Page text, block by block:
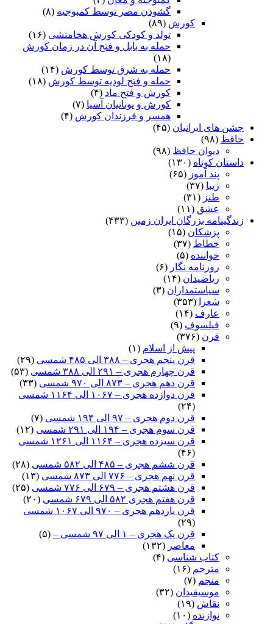
گشودن مصر توسط کمبوجیه (۸)
کورش (۸۹)
تولد و کودکی کورش هخامنشی (۱۶)
حمله به بابل و فتح آن در زمان کورش
(۱۸)
حمله به شرق توسط کورش (۱۴)
حمله و فتح لودیه توسط کورش (۱۸)
کورش و فتح ماد (۴)
کورش و یونانیان آسیا (۷)
همسر و فرزندان کورش (۴)
جشن های ایرانیان (۴۵)
حافظ (۹۸)
دیوان حافظ (۹۸)
داستان کوتاه (۱۳۰)
پند آموز (۶۵)
زیبا (۳۷)
طنز (۳۱)
عشق (۱۱)
زندگینامه بزرگان ایران زمین (۴۳۳)
پزشکان (۱۵)
خطاط (۳۷)
خواننده (۵)
روزنامه نگار (۶)
ریاضیدان (۱۴)
سیاستمداران (۳)
شعرا
(۳۵۳)
عارف (۱۴)
فیلسوف (۹)
قرن (۳۷۶)
پیش از اسلام (۱)
قرن پنجم هجری – ۳۸۸ الی ۴۸۵ شمسی
(۲۹)
قرن چهارم هجری – ۲۹۱ الی ۳۸۸ شمسی
(۵۳)
قرن دهم هجری – ۸۷۳ الی ۹۷۰ شمسی
(۳۳)
قرن دوازده هجری – ۱۰۶۷ الی ۱۱۶۴ شمسی
(۲۴)
قرن دوم هجری – ۹۷ الی ۱۹۴ شمسی
(۷)
قرن سوم هجری – ۱۹۴ الی ۲۹۱ شمسی
(۱۲)
قرن سیزده هجری – ۱۱۶۴ الی ۱۲۶۱ شمسی
(۴۶)
قرن ششم هجری – ۴۸۵ الی ۵۸۲ شمسی
(۲۸)
قرن نهم هجری – ۷۷۶ الی ۸۷۳ شمسی
(۱۳)
قرن هشتم هجری – ۶۷۹ الی ۷۷۶ شمسی
(۲۵)
قرن هفتم هجری ۵۸۲ الی ۶۷۹ شمسی
(۲۰)
قرن یازدهم هجری – ۹۷۰ الی ۱۰۶۷ شمسی
(۲۹)
قرن یک هجری – ۱ الی ۹۷ شمسی –
(۵)
معاصر (۱۳۲)
کتاب شناسی (۴)
مترجم (۱۶)
منجم (۷)
موسیقیدان (۳۲)
نقاش (۱۹)
نوازنده (۱۰)